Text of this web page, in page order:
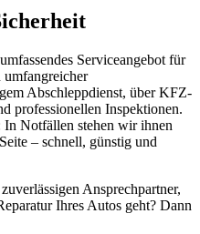
Serviceangebot für
Abschleppdienst, über KFZ-
professionellen Inspektionen.
Notfällen stehen wir ihnen
– schnell, günstig und
Ansprechpartner,
Ihres Autos geht? Dann